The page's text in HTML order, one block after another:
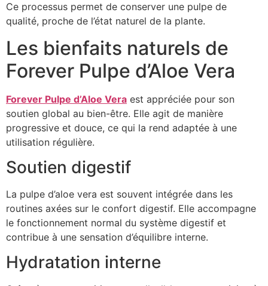
Ce processus permet de conserver une pulpe de
qualité, proche de l’état naturel de la plante.
Les bienfaits naturels de
Forever Pulpe d’Aloe Vera
Forever Pulpe d’Aloe Vera est appréciée pour son
soutien global au bien-être. Elle agit de manière
progressive et douce, ce qui la rend adaptée à une
utilisation régulière.
Soutien digestif
La pulpe d’aloe vera est souvent intégrée dans les
routines axées sur le confort digestif. Elle accompagne
le fonctionnement normal du système digestif et
contribue à une sensation d’équilibre interne.
Hydratation interne